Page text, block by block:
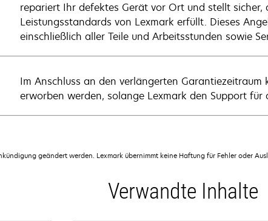
repariert Ihr defektes Gerät vor Ort und stellt
Leistungsstandards von Lexmark erfüllt. Dieses
einschließlich aller Teile und Arbeitsstunden sowie
Im Anschluss an den verlängerten
erworben werden, solange Lexmark den Support
geändert werden. Lexmark übernimmt keine Haftung für Fehler oder
Verwandte Inhalte